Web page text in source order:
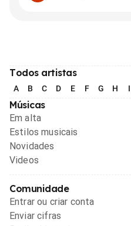
Todos artistas
A B C D E F G H I
Músicas
Em alta
Estilos musicais
Novidades
Videos
Comunidade
Entrar ou criar conta
Enviar cifras